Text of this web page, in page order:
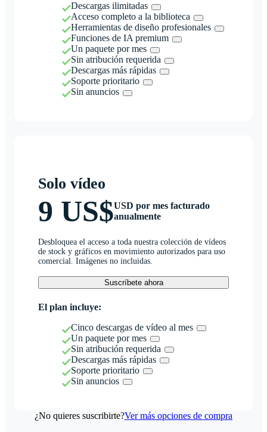
Descargas ilimitadas
Acceso completo a la biblioteca
Herramientas de diseño profesionales
Funciones de IA premium
Un paquete por mes
Sin atribución requerida
Descargas más rápidas
Soporte prioritario
Sin anuncios
Solo vídeo
9 US$USD por mes facturado
anualmente
Desbloquea el acceso a toda nuestra colección de vídeos
de stock y gráficos en movimiento autorizados para uso
comercial. Imágenes no incluidas.
Suscríbete ahora
El plan incluye:
Cinco descargas de vídeo al mes
Un paquete por mes
Sin atribución requerida
Descargas más rápidas
Soporte prioritario
Sin anuncios
¿No quieres suscribirte?Ver más opciones de compra